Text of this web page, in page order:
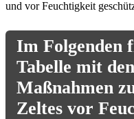
und vor Feuchtigkeit
Im Folgenden
Tabelle mit
Maßnahmen
Zeltes vor